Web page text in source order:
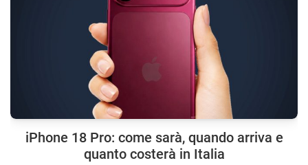
iPhone 18 Pro: come sarà, quando arriva e
quanto costerà in Italia